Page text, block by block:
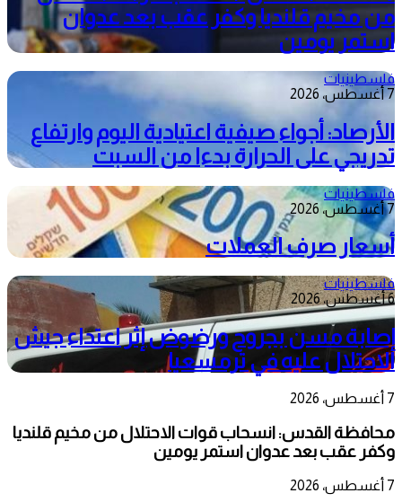
من مخيم قلنديا وكفر عقب بعد عدوان
استمر يومين
فلسطينيات
7 أغسطس، 2026
الأرصاد: أجواء صيفية اعتيادية اليوم وارتفاع
تدريجي على الحرارة بدءا من السبت
فلسطينيات
7 أغسطس، 2026
أسعار صرف العملات
فلسطينيات
6 أغسطس، 2026
إصابة مسن بجروح ورضوض إثر اعتداء جيش
الاحتلال عليه في ترمسعيا
7 أغسطس، 2026
محافظة القدس: انسحاب قوات الاحتلال من مخيم قلنديا
وكفر عقب بعد عدوان استمر يومين
7 أغسطس، 2026